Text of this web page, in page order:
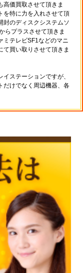
高価買取させて頂きま
を特に力を入れさせて頂
封のディスクシステムソ
らプラスさせて頂きま
ミテレビSF1などのマニ
て買い取りさせて頂きま
ステーションですが、
だけでなく周辺機器、各